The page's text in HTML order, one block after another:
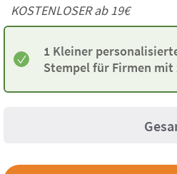
KOSTENLOSER ab 19€
1 Kleiner
Stempel für Firmen mit